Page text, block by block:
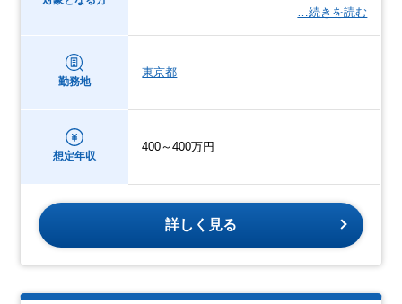
…続きを読む
勤務地
東京都
想定年収
400～400万円
詳しく見る